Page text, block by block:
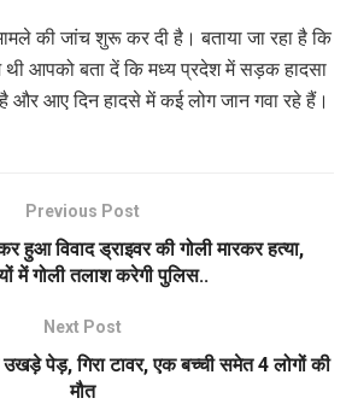
की जांच शुरू कर दी है। बताया जा रहा है कि
थी आपको बता दें कि मध्य प्रदेश में सड़क हादसा
और आए दिन हादसे में कई लोग जान गवा रहे हैं।
Previous Post
हुआ विवाद ड्राइवर की गोली मारकर हत्या,
में गोली तलाश करेगी पुलिस..
Next Post
पेड़, गिरा टावर, एक बच्ची समेत 4 लोगों की
मौत